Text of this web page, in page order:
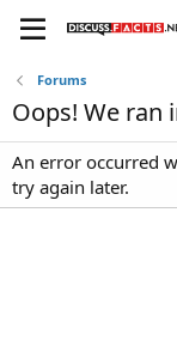
Forums
Oops! We ran
An error occurred
try again later.